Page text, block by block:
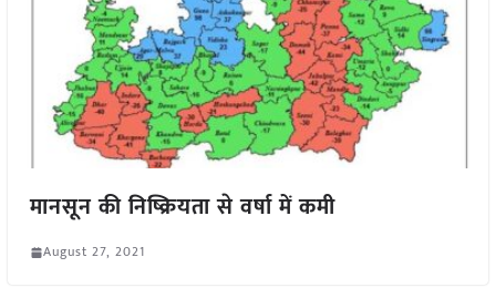
मानसून की निष्क्रियता से वर्षा में कमी
August 27, 2021